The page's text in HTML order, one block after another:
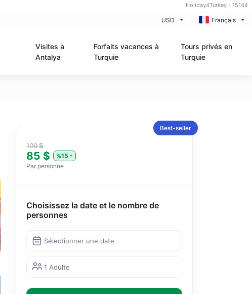
Holiday4Turkey - 15144
USD Français
Visites à
Antalya
Forfaits vacances à
Turquie
Tours privés en
Turquie
Best-seller
100 $
85 $
%15
Par personne
Choisissez la date et le nombre de
personnes
Sélectionner une date
1 Adulte